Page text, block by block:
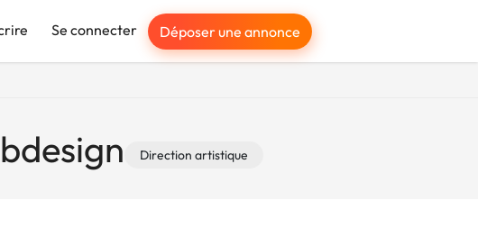
Se connecter Déposer une annonce
Direction artistique